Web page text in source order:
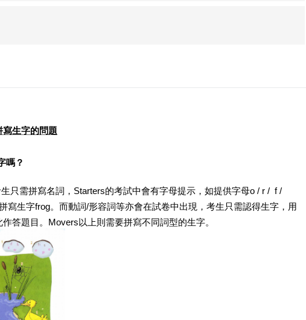
生字的問題
嗎？
只需拼寫名詞，Starters的考試中會有字母提示，如提供字母o / r /  f /
寫生字frog。而動詞/形容詞等亦會在試卷中出現，考生只需認得生字，用
答題目。Movers以上則需要拼寫不同詞型的生字。